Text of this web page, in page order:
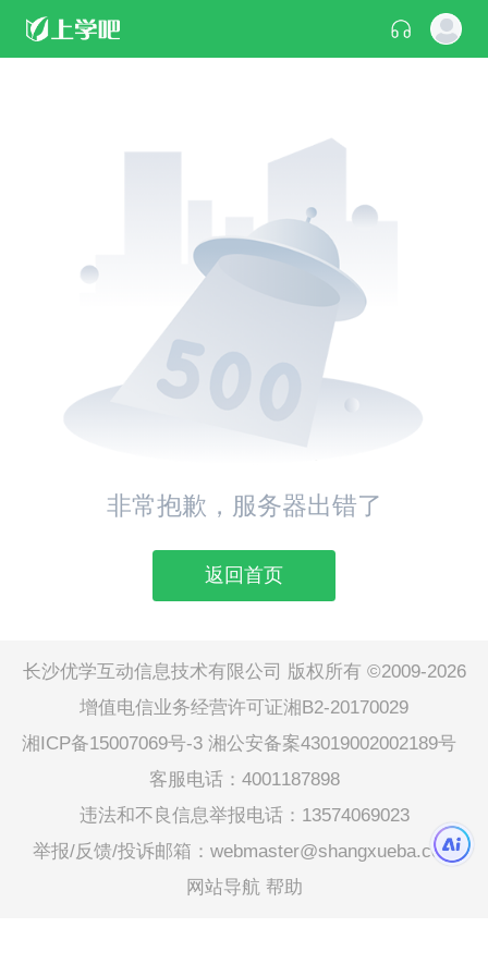
非常抱歉，服务器出错了
返回首页
长沙优学互动信息技术有限公司 版权所有 ©2009-2026
增值电信业务经营许可证湘B2-20170029
湘ICP备15007069号-3 湘公安备案43019002002189号
客服电话：4001187898
违法和不良信息举报电话：13574069023
举报/反馈/投诉邮箱：webmaster@shangxueba.com
网站导航 帮助